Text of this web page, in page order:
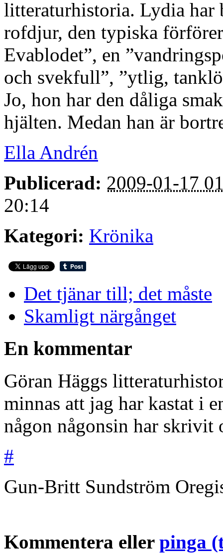
litteraturhistoria. Lydia
rofdjur, den typiska
Evablodet”, en
och svekfull”, ”ytlig,
Jo, hon har den dåliga
hjälten. Medan han är
Ella Andrén
Publicerad: 2009-01-17
20:14
Kategori: Krönika
Det tjänar till; det måste
Skamligt närgånget
En kommentar
Göran Häggs
minnas att jag har kastat i
någon någonsin har skrivit
#
Gun-Britt Sundström
Kommentera eller pinga